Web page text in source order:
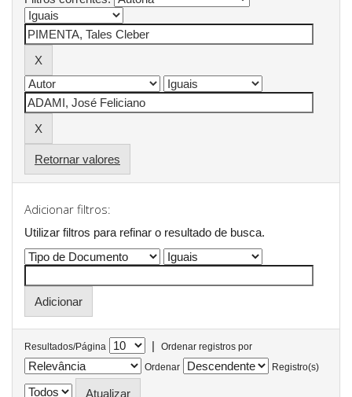
Retornar valores
Adicionar filtros:
Utilizar filtros para refinar o resultado de busca.
Resultados/Página |
Ordenar registros por
Ordenar
Registro(s)